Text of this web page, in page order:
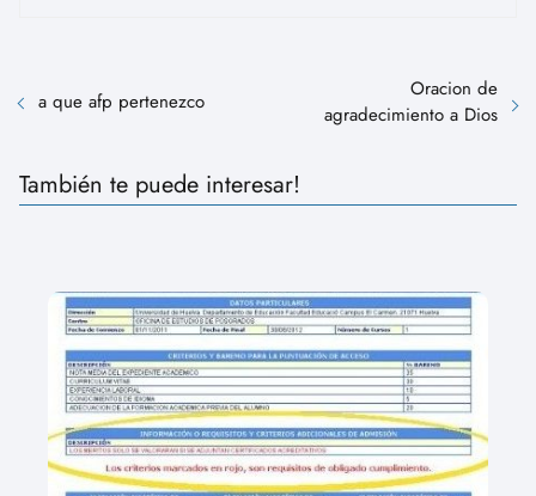
a que afp pertenezco
Oracion de
agradecimiento a Dios
También te puede interesar!